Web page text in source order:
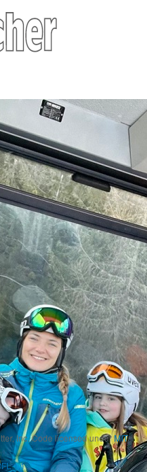
Inc. Code licensed underMIT
1.1.